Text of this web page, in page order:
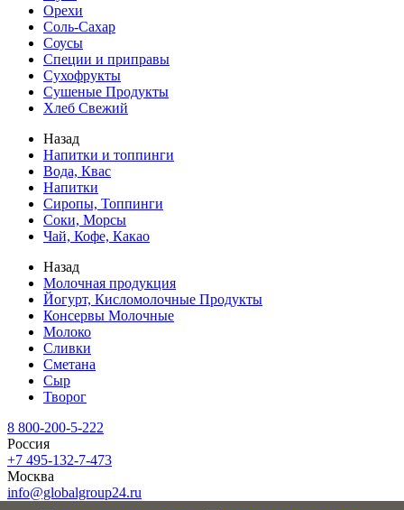
Орехи
Соль-Сахар
Соусы
Специи и приправы
Сухофрукты
Сушеные Продукты
Хлеб Свежий
Назад
Напитки и топпинги
Вода, Квас
Напитки
Сиропы, Топпинги
Соки, Морсы
Чай, Кофе, Какао
Назад
Молочная продукция
Йогурт, Кисломолочные Продукты
Консервы Молочные
Молоко
Сливки
Сметана
Сыр
Творог
8 800-200-5-222
Россия
+7 495-132-7-473
Москва
info@globalgroup24.ru